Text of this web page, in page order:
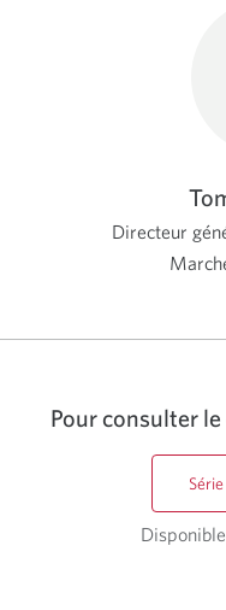
Directeur
Pour consulter